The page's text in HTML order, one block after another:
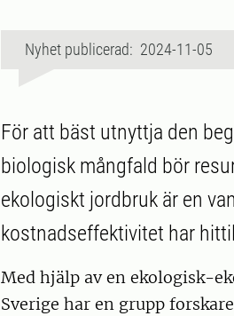
Nyhet publicerad: 2024-11-05
För att bäst utnyttja den
biologisk mångfald bör
ekologiskt jordbruk är en
kostnadseffektivitet har
Med hjälp av en ekologisk-
Sverige har en grupp